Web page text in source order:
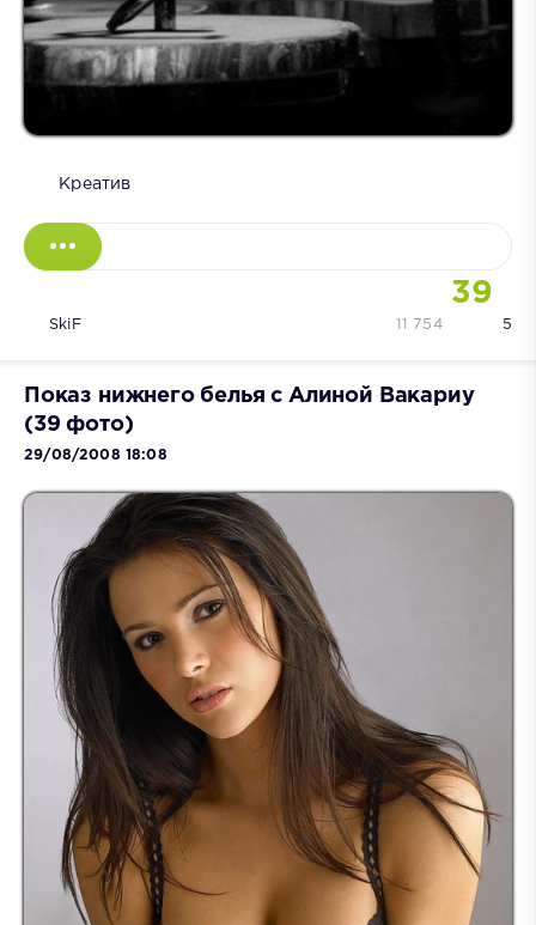
Креатив
39
SkiF 5
11 754
Показ нижнего белья с Алиной Вакариу
(39 фото)
29/08/2008 18:08